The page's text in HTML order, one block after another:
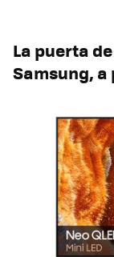
La puerta
Samsung,